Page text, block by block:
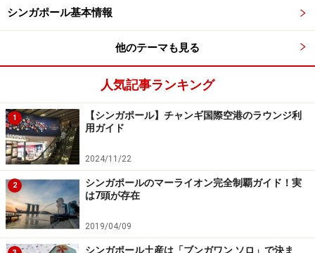
で、プラグアダプターを持参することが必要になりま
す。例えば、変圧器のコンセントも海外対応の家電製品
も、日本製を購入すればコンセントはAタイプになって
いますので、アダプターを付けなければ使用できませ
アダプターはネットや家電量販店、旅行グッズショップ
などで購入できます。シンガポールで調達する場合は、
シンガポールの秋葉原「SIMLIM SQUARE」へ行けば安
く購入できます。ローカル系のスーパーで売っている場
合もありますが、案外見つけにくいものなので、日本で
購入して持参するほうが効率的だと思います。
シンガポール基本情報
他のテーマも見る
人気記事ランキング
1
【シンガポール】チャンギ国際空港のラウンジ利
用ガイド
2024/11/22
2
シンガポールのマーライオン完全制覇ガイド！実
は7頭が存在
2019/04/09
シンガポール土産は「ブンガワン ソロ」で決ま